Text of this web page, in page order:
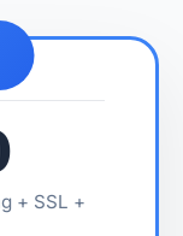
+ SSL +